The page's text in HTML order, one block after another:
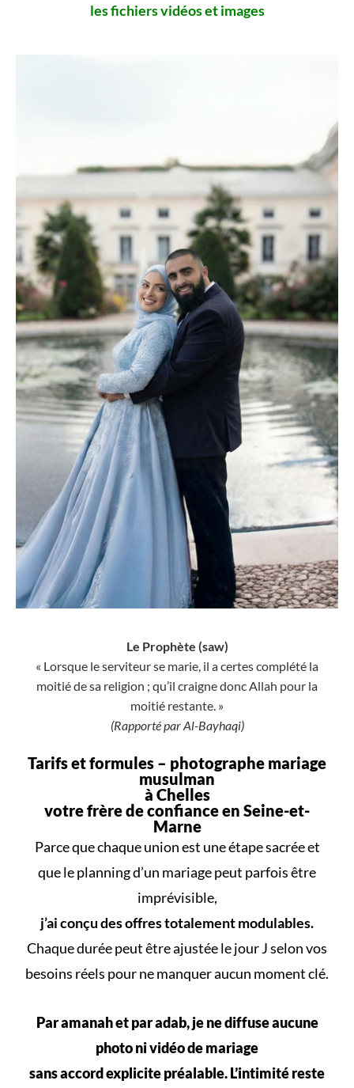
les fichiers vidéos et images
Le Prophète (saw)
« Lorsque le serviteur se marie, il a certes complété la
moitié de sa religion ; qu’il craigne donc Allah pour la
moitié restante. »
(Rapporté par Al-Bayhaqi)
Tarifs et formules – photographe mariage
musulman
à Chelles
votre frère de confiance en Seine-et-
Marne
Parce quechaque unionest uneétape sacréeet
que leplanning d’un mariagepeut parfois être
imprévisible,
j’ai conçu des offres totalement modulables.
Chaque durée peut être ajustée le jour J selon vos
besoins réels pour ne manquer aucun moment clé.
Par amanah et par adab, je ne diffuse aucune
photo ni vidéo de mariage
sans accord explicite préalable. L’intimité reste